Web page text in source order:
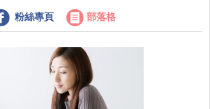
粉絲專頁 部落格